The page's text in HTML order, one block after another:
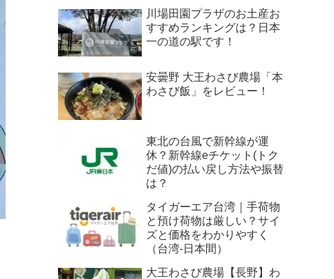
川場田園プラザのお土産お
すすめランキングは？日本
一の道の駅です！
安曇野 大王わさび農場「本
わさび飯」をレビュー！
東北の台風で新幹線が運
休？新幹線eチケット(トク
だ値)の払い戻し方法や振替
は？
タイガーエア台湾｜手荷物
と預け荷物は厳しい？サイ
ズと価格をわかりやすく
（台湾-日本間）
大王わさび農場【長野】わ